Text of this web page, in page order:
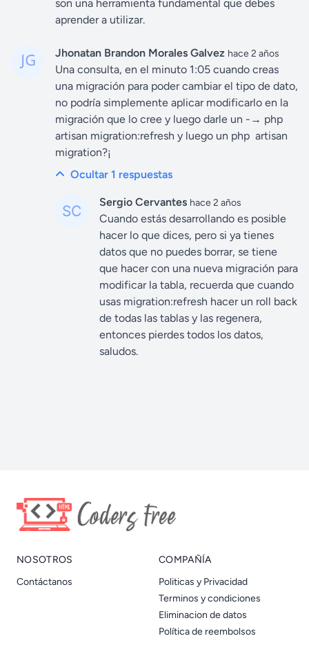
son una herramienta fundamental que debes
aprender a utilizar.
Jhonatan Brandon Morales Galvez hace 2 años
Una consulta, en el minuto 1:05 cuando creas
una migración para poder cambiar el tipo de dato,
no podría simplemente aplicar modificarlo en la
migración que lo cree y luego darle un -→ php
artisan migration:refresh y luego un php artisan
migration?¡
Ocultar 1 respuestas
Sergio Cervantes hace 2 años
Cuando estás desarrollando es posible
hacer lo que dices, pero si ya tienes
datos que no puedes borrar, se tiene
que hacer con una nueva migración para
modificar la tabla, recuerda que cuando
usas migration:refresh hacer un roll back
de todas las tablas y las regenera,
entonces pierdes todos los datos,
saludos.
NOSOTROS
Contáctanos
COMPAÑÍA
Politicas y Privacidad
Terminos y condiciones
Eliminacion de datos
Política de reembolsos